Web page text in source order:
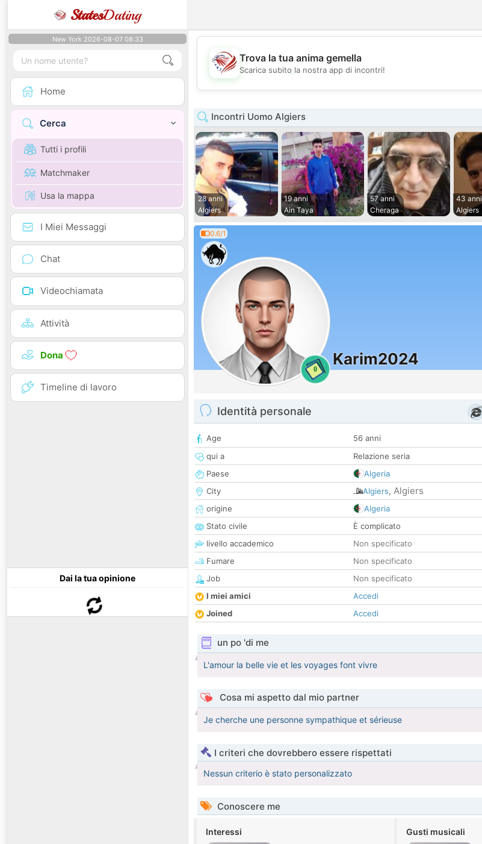
StatesDating
New York 2026-08-07 08:33
Home
Cerca
Tutti i profili
Matchmaker
Usa la mappa
I Miei Messaggi
Chat
Videochiamata
Attività
Dona
Timeline di lavoro
Dai la tua opinione
💖
Trova la tua anima gemella
Scarica subito la nostra app di incontri!
Incontri Uomo Algiers
28 anni
Algiers
19 anni
Ain Taya
57 anni
Cheraga
43 anni
Algiers
0.6/1
0
Karim2024
Identità personale
Age
56 anni
qui a
Relazione seria
Paese
Algeria
City
Algiers, Algiers
origine
Algeria
Stato civile
È complicato
livello accademico
Non specificato
Fumare
Non specificato
Job
Non specificato
I miei amici
Accedi
Joined
Accedi
un po 'di me
L'amour la belle vie et les voyages font vivre
Cosa mi aspetto dal mio partner
Je cherche une personne sympathique et sérieuse
I criteri che dovrebbero essere rispettati
Nessun criterio è stato personalizzato
Conoscere me
Interessi Gusti musicali